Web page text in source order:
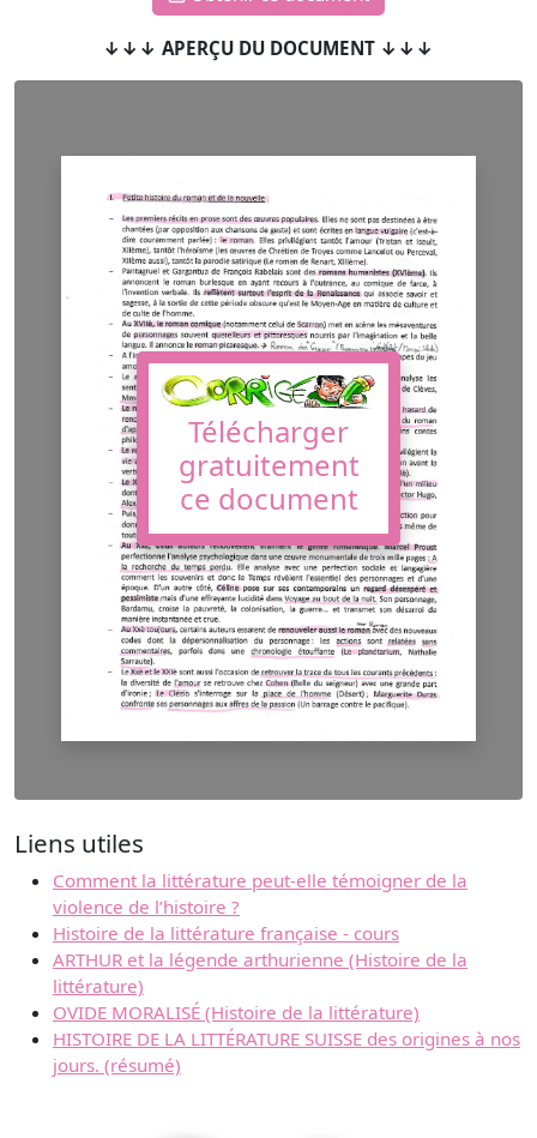
↓↓↓ APERÇU DU DOCUMENT ↓↓↓
Télécharger
gratuitement
ce document
Liens utiles
Comment la littérature peut-elle témoigner de la
violence de l’histoire ?
Histoire de la littérature française - cours
ARTHUR et la légende arthurienne (Histoire de la
littérature)
OVIDE MORALISÉ (Histoire de la littérature)
HISTOIRE DE LA LITTÉRATURE SUISSE des origines à nos
jours. (résumé)